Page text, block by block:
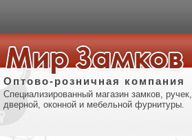
Оптово-розничная компания
Специализированный магазин замков, ручек,
дверной, оконной и мебельной фурнитуры.